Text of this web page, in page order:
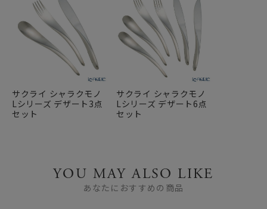
サクライ シャラクモノ
Lシリーズ デザート3点
セット
サクライ シャラクモノ
Lシリーズ デザート6点
セット
YOU MAY ALSO LIKE
あなたにおすすめの商品